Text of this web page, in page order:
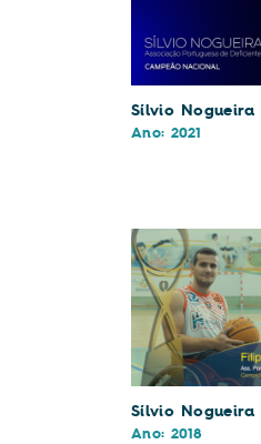
Sílvio Nogueira
Ano: 2021
Sílvio
Ano: 2018